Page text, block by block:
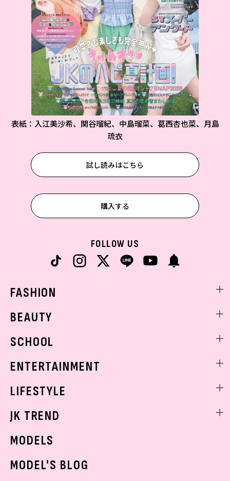
表紙：入江美沙希、関谷瑠紀、中島瑠菜、葛西杏也菜、月島
琉衣
試し読みはこちら
購入する
FOLLOW US
FASHION
着回し
BEAUTY
ベストコスメ
ボディケア
SCHOOL
学校ヘアメイク
ENTERTAINMENT
K-POP
LIFESTYLE
モデルの購入品
JK TREND
MODELS
MODEL'S BLOG